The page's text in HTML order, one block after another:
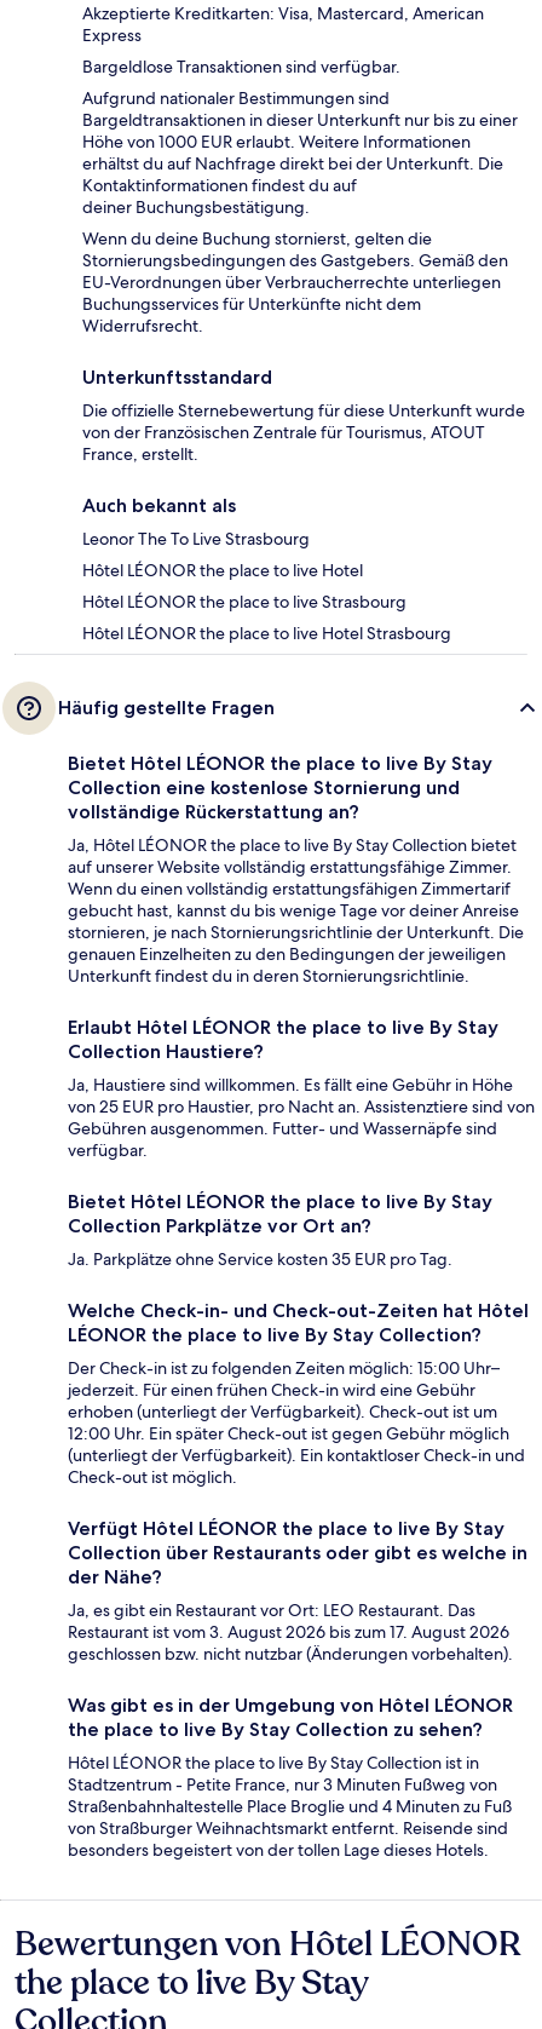
Akzeptierte Kreditkarten: Visa, Mastercard, American
Express
Bargeldlose Transaktionen sind verfügbar.
Aufgrund nationaler Bestimmungen sind
Bargeldtransaktionen in dieser Unterkunft nur bis zu einer
Höhe von 1000 EUR erlaubt. Weitere Informationen
erhältst du auf Nachfrage direkt bei der Unterkunft. Die
Kontaktinformationen findest du auf
deiner Buchungsbestätigung.
Wenn du deine Buchung stornierst, gelten die
Stornierungsbedingungen des Gastgebers. Gemäß den
EU-Verordnungen über Verbraucherrechte unterliegen
Buchungsservices für Unterkünfte nicht dem
Widerrufsrecht.
Unterkunftsstandard
Die offizielle Sternebewertung für diese Unterkunft wurde
von der Französischen Zentrale für Tourismus, ATOUT
France, erstellt.
Auch bekannt als
Leonor The To Live Strasbourg
Hôtel LÉONOR the place to live Hotel
Hôtel LÉONOR the place to live Strasbourg
Hôtel LÉONOR the place to live Hotel Strasbourg
Häufig gestellte Fragen
Bietet Hôtel LÉONOR the place to live By Stay
Collection eine kostenlose Stornierung und
vollständige Rückerstattung an?
Ja, Hôtel LÉONOR the place to live By Stay Collection bietet
auf unserer Website vollständig erstattungsfähige Zimmer.
Wenn du einen vollständig erstattungsfähigen Zimmertarif
gebucht hast, kannst du bis wenige Tage vor deiner Anreise
stornieren, je nach Stornierungsrichtlinie der Unterkunft. Die
genauen Einzelheiten zu den Bedingungen der jeweiligen
Unterkunft findest du in deren Stornierungsrichtlinie.
Erlaubt Hôtel LÉONOR the place to live By Stay
Collection Haustiere?
Ja, Haustiere sind willkommen. Es fällt eine Gebühr in Höhe
von 25 EUR pro Haustier, pro Nacht an. Assistenztiere sind von
Gebühren ausgenommen. Futter- und Wassernäpfe sind
verfügbar.
Bietet Hôtel LÉONOR the place to live By Stay
Collection Parkplätze vor Ort an?
Ja. Parkplätze ohne Service kosten 35 EUR pro Tag.
Welche Check-in- und Check-out-Zeiten hat Hôtel
LÉONOR the place to live By Stay Collection?
Der Check-in ist zu folgenden Zeiten möglich: 15:00 Uhr–
jederzeit. Für einen frühen Check-in wird eine Gebühr
erhoben (unterliegt der Verfügbarkeit). Check-out ist um
12:00 Uhr. Ein später Check-out ist gegen Gebühr möglich
(unterliegt der Verfügbarkeit). Ein kontaktloser Check-in und
Check-out ist möglich.
Verfügt Hôtel LÉONOR the place to live By Stay
Collection über Restaurants oder gibt es welche in
der Nähe?
Ja, es gibt ein Restaurant vor Ort: LEO Restaurant. Das
Restaurant ist vom 3. August 2026 bis zum 17. August 2026
geschlossen bzw. nicht nutzbar (Änderungen vorbehalten).
Was gibt es in der Umgebung von Hôtel LÉONOR
the place to live By Stay Collection zu sehen?
Hôtel LÉONOR the place to live By Stay Collection ist in
Stadtzentrum - Petite France, nur 3 Minuten Fußweg von
Straßenbahnhaltestelle Place Broglie und 4 Minuten zu Fuß
von Straßburger Weihnachtsmarkt entfernt. Reisende sind
besonders begeistert von der tollen Lage dieses Hotels.
Bewertungen
Bewertungen von Hôtel LÉONOR
the place to live By Stay